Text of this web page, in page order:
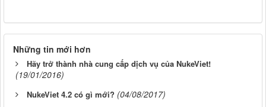
Những tin mới hơn
Hãy trở thành nhà cung cấp dịch vụ của NukeViet!
(19/01/2016)
NukeViet 4.2 có gì mới? (04/08/2017)